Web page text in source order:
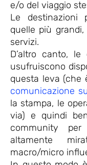
e/o del viaggio
Le destinazioni
quelle più
servizi.
D’altro canto,
usufruiscono
questa leva (che
comunicazione
la stampa, le
via) e quindi
community
altamente
macro/micro